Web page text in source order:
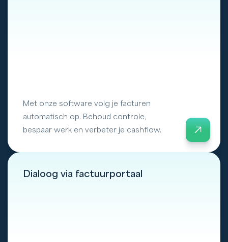
Met onze software volg je facturen
automatisch op. Behoud controle,
bespaar werk en verbeter je cashflow.
Dialoog via factuurportaal